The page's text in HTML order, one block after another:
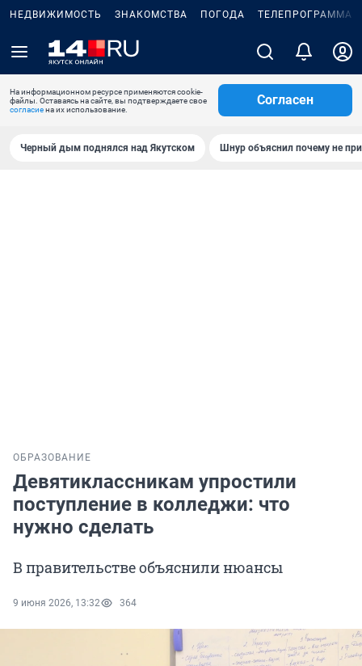
НЕДВИЖИМОСТЬ ЗНАКОМСТВА ПОГОДА ТЕЛЕПРОГРАММА
На информационном ресурсе применяются cookie-
файлы. Оставаясь на сайте, вы подтверждаете свое
согласиена их использование.
Согласен
Черный дым поднялся над Якутском Шнур объяснил почему не
ОБРАЗОВАНИЕ
Девятиклассникам упростили
поступление в колледжи: что
нужно сделать
В правительстве объяснили нюансы
9 июня 2026, 13:32 364